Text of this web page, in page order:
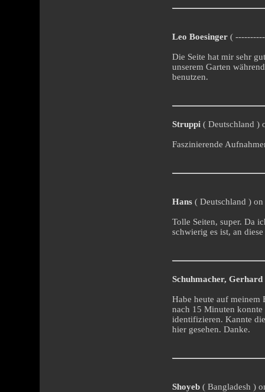
Leo Boesinger (
Die Seite hat mir sehr
unserem Garten
benutzen.
Struppi ( Deutschland )
Faszinierende
Hans ( Deutschland )
Tolle Seiten, super. Da
schwierig es ist, an
Schuhmacher, Gerhard
Habe heute auf meinem
nach 15 Minuten
identifizieren. Kannte
hier gesehen. Danke.
Shoyeb ( Bangladesh )